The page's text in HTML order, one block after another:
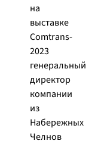
на
выставке
Comtrans-
2023
генеральный
директор
компании
из
Набережных
Челнов